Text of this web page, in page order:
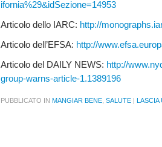
ifornia%29&idSezione=14953
Articolo dello IARC: http://
Articolo dell’EFSA: http://
Articolo del DAILY NEWS: http://
group-warns-article-1.1389196
PUBBLICATO IN MANGIAR BENE SALUTE | LASCIA